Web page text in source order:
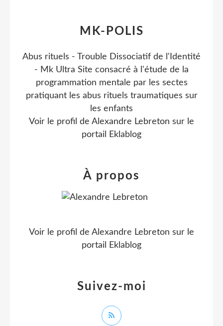
MK-POLIS
Abus rituels - Trouble Dissociatif de l'Identité
- Mk Ultra Site consacré à l'étude de la
programmation mentale par les sectes
pratiquant les abus rituels traumatiques sur
les enfants
Voir le profil de Alexandre Lebreton sur le
portail Eklablog
Suivez-moi
À propos
Voir le profil de Alexandre Lebreton sur le
portail Eklablog